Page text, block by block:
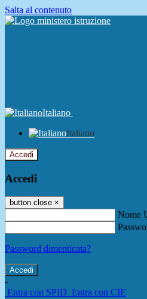
Salta al contenuto
Italiano
Italiano
Accedi
Accedi
button close ×
Nome
Password dimenticata?
-
Entra con SPID Entra con CIE